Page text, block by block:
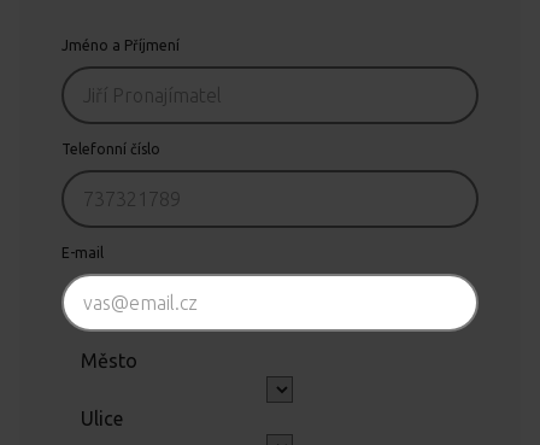
Jméno a Příjmení
Telefonní číslo
E-mail
Město
Ulice